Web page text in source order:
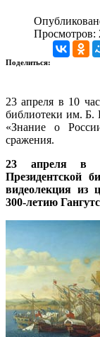
Просмотров:
Поделиться:
23 апреля в 10
библиотеки им. Б.
«Знание о
сражения.
23 апреля в
Президентской
видеолекция из
300-летию